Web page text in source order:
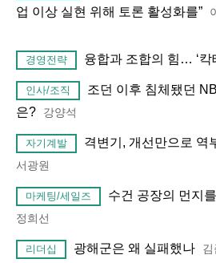
업 이상 실현 위해 토론 활성화를”
경영전략 융합과 조합의 힘… ‘칵
인사/조직
조던 이후 침체됐던
은?
강양석
자기계발 격변기, 개선만으로 역
서광원
마케팅/세일즈 수건 공장의 먼지
정희선
리더십 광해군은 왜 실패했나 김